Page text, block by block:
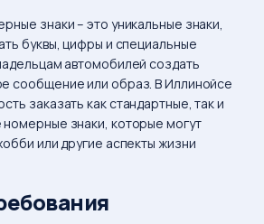
знаки – это уникальные знаки,
буквы, цифры и специальные
автомобилей создать
сообщение или образ. В Иллинойсе
заказать как стандартные, так и
знаки, которые могут
или другие аспекты жизни